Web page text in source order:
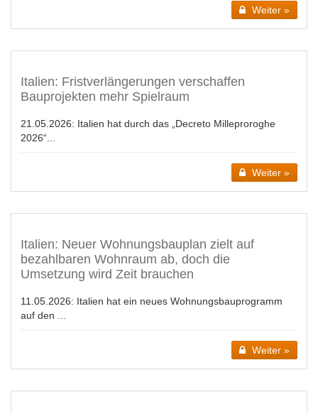
Weiter »
Italien: Fristverlängerungen verschaffen
Bauprojekten mehr Spielraum
21.05.2026: Italien hat durch das „Decreto Milleproroghe
2026“...
Weiter »
Italien: Neuer Wohnungsbauplan zielt auf
bezahlbaren Wohnraum ab, doch die
Umsetzung wird Zeit brauchen
11.05.2026: Italien hat ein neues Wohnungsbauprogramm
auf den ...
Weiter »